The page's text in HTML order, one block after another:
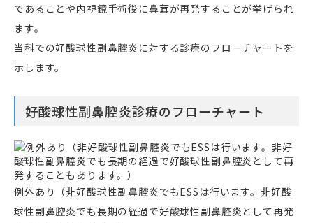
であることや内視鏡手術後に鼻茸が再発することが挙げられ
ます。
当科での好酸球性副鼻腔炎に対する診療のフローチャートを
示します。
好酸球性副鼻腔炎診療のフローチャート
例外あり（非好酸球性副鼻腔炎でもESSは行います。非好酸
球性副鼻腔炎でも長期の経過で好酸球性副鼻腔炎として再発